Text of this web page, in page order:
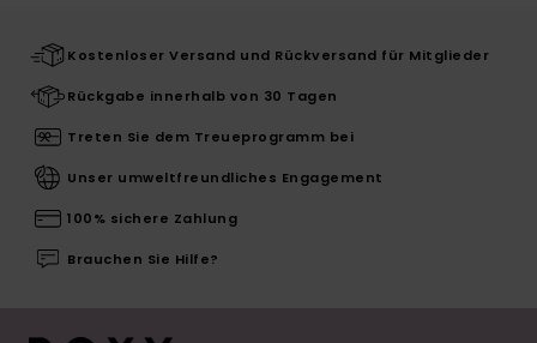
Kostenloser Versand und Rückversand für Mitglieder
Rückgabe innerhalb von 30 Tagen
Treten Sie dem Treueprogramm bei
Unser umweltfreundliches Engagement
100% sichere Zahlung
Brauchen Sie Hilfe?